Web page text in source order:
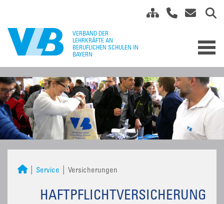
Service Versicherungen
HAFTPFLICHTVERSICHERUNG